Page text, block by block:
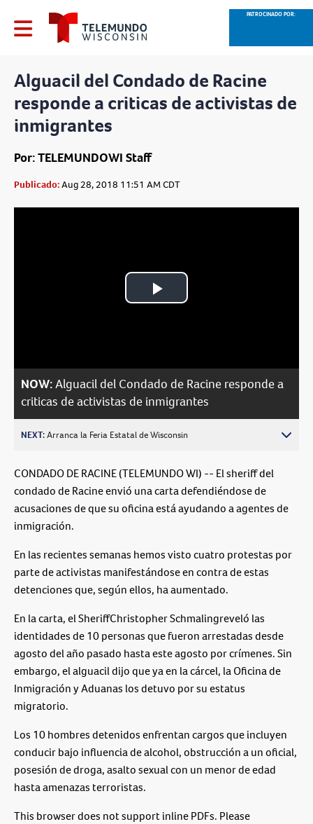
PATROCINADO POR:
Alguacil del Condado de Racine
responde a criticas de activistas de
inmigrantes
Por: TELEMUNDOWI Staff
Publicado:Aug 28, 2018 11:51 AM CDT
Play
NOW:Alguacil del Condado de Racine responde a
criticas de activistas de inmigrantes
NEXT:Arranca la Feria Estatal de Wisconsin
CONDADO DE RACINE (TELEMUNDO WI) -- El sheriff del
condado de Racine envió una carta defendiéndose de
acusaciones de que su oficina está ayudando a agentes de
inmigración.
En las recientes semanas hemos visto cuatro protestas por
parte de activistas manifestándose en contra de estas
detenciones que, según ellos, ha aumentado.
En la carta, el SheriffChristopher Schmalingreveló las
identidades de 10 personas que fueron arrestadas desde
agosto del año pasado hasta este agosto por crímenes. Sin
embargo, el alguacil dijo que ya en la cárcel, la Oficina de
Inmigración y Aduanas los detuvo por su estatus
migratorio.
Los 10 hombres detenidos enfrentan cargos que incluyen
conducir bajo influencia de alcohol, obstrucción a un oficial,
posesión de droga, asalto sexual con un menor de edad
hasta amenazas terroristas.
This browser does not support inline PDFs. Please